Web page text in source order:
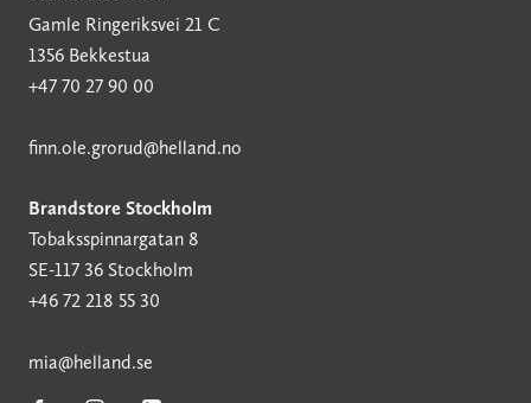
Gamle Ringeriksvei 21 C
1356 Bekkestua
+47 70 27 90 00
finn.ole.grorud@helland.no
Brandstore Stockholm
Tobaksspinnargatan 8
SE-117 36 Stockholm
+46 72 218 55 30
mia@helland.se